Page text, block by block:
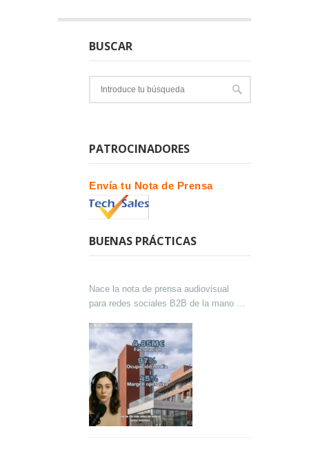
BUSCAR
PATROCINADORES
Envía tu Nota de Prensa
BUENAS PRÁCTICAS
Nace la nota de prensa audiovisual
para redes sociales B2B de la mano de